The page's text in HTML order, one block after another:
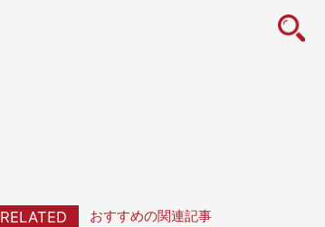
icon
RELATED おすすめの関連記事